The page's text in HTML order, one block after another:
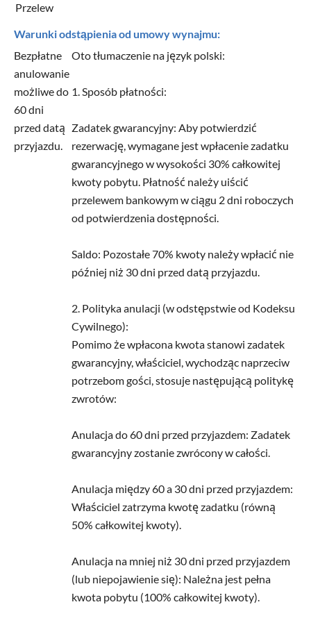
Przelew
Warunki odstąpienia od umowy wynajmu:
Bezpłatne
anulowanie
możliwe do
60 dni
przed datą
przyjazdu.
Oto tłumaczenie na język polski:
1. Sposób płatności:
Zadatek gwarancyjny: Aby potwierdzić
rezerwację, wymagane jest wpłacenie zadatku
gwarancyjnego w wysokości 30% całkowitej
kwoty pobytu. Płatność należy uiścić
przelewem bankowym w ciągu 2 dni roboczych
od potwierdzenia dostępności.
Saldo: Pozostałe 70% kwoty należy wpłacić nie
później niż 30 dni przed datą przyjazdu.
2. Polityka anulacji (w odstępstwie od Kodeksu
Cywilnego):
Pomimo że wpłacona kwota stanowi zadatek
gwarancyjny, właściciel, wychodząc naprzeciw
potrzebom gości, stosuje następującą politykę
zwrotów:
Anulacja do 60 dni przed przyjazdem: Zadatek
gwarancyjny zostanie zwrócony w całości.
Anulacja między 60 a 30 dni przed przyjazdem:
Właściciel zatrzyma kwotę zadatku (równą
50% całkowitej kwoty).
Anulacja na mniej niż 30 dni przed przyjazdem
(lub niepojawienie się): Należna jest pełna
kwota pobytu (100% całkowitej kwoty).